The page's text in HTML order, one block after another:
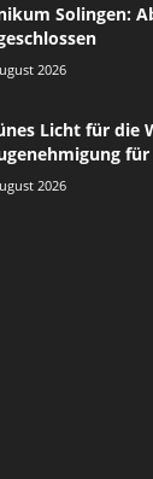
Solingen:
2026
Licht für die
2026